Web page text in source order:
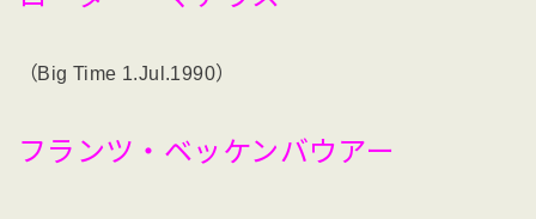
（Big Time 1.Jul.1990）
フランツ・ベッケンバウアー